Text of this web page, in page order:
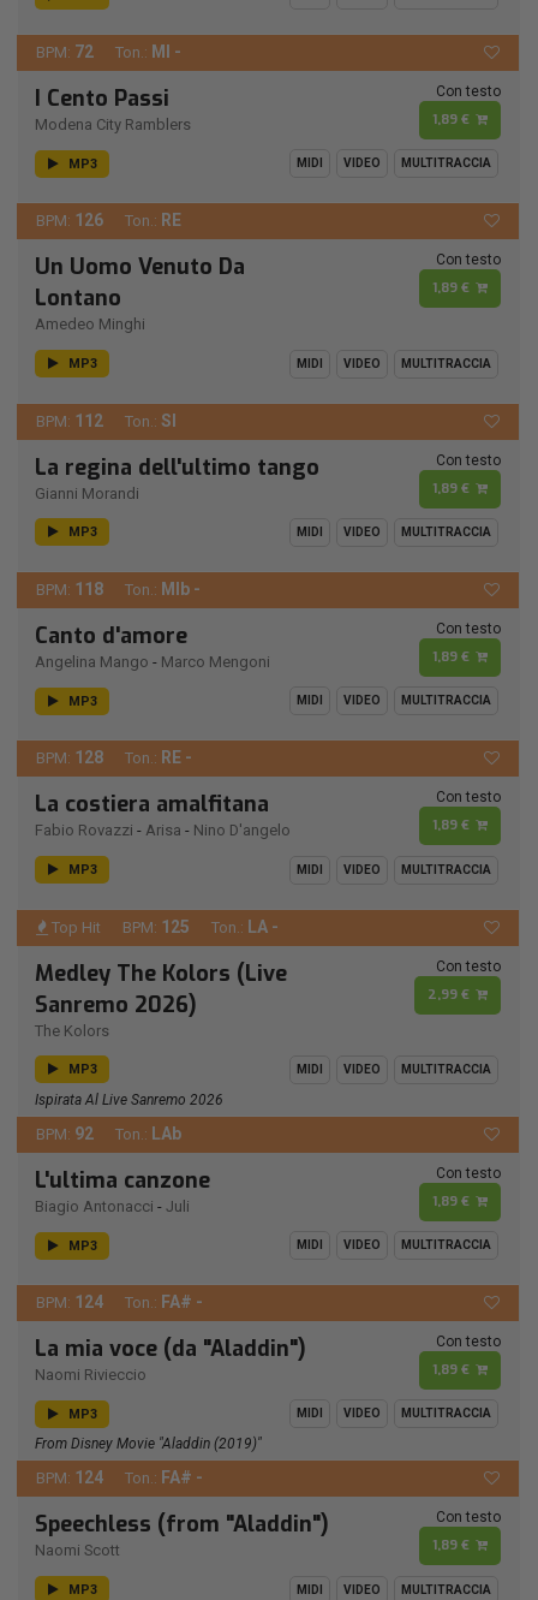
BPM: 72 Ton.: MI -
I Cento Passi
Modena City Ramblers
Con testo
1,89 €
MP3 MIDI VIDEO MULTITRACCIA
BPM: 126 Ton.: RE
Un Uomo Venuto Da
Lontano
Amedeo Minghi
Con testo
1,89 €
MP3 MIDI VIDEO MULTITRACCIA
BPM: 112 Ton.: SI
La regina dell'ultimo tango
Gianni Morandi
Con testo
1,89 €
MP3 MIDI VIDEO MULTITRACCIA
BPM: 118 Ton.: MIb -
Canto d'amore
Angelina Mango - Marco Mengoni
Con testo
1,89 €
MP3 MIDI VIDEO MULTITRACCIA
BPM: 128 Ton.: RE -
La costiera amalfitana
Fabio Rovazzi - Arisa - Nino D'angelo
Con testo
1,89 €
MP3 MIDI VIDEO MULTITRACCIA
Top Hit BPM: 125 Ton.: LA -
Medley The Kolors (Live
Sanremo 2026)
The Kolors
Con testo
2,99 €
MP3 MIDI VIDEO MULTITRACCIA
Ispirata Al Live Sanremo 2026
BPM: 92 Ton.: LAb
L'ultima canzone
Biagio Antonacci - Juli
Con testo
1,89 €
MP3 MIDI VIDEO MULTITRACCIA
BPM: 124 Ton.: FA# -
La mia voce (da "Aladdin")
Naomi Rivieccio
Con testo
1,89 €
MP3 MIDI VIDEO MULTITRACCIA
From Disney Movie "Aladdin (2019)"
BPM: 124 Ton.: FA# -
Speechless (from "Aladdin")
Naomi Scott
Con testo
1,89 €
MP3 MIDI VIDEO MULTITRACCIA